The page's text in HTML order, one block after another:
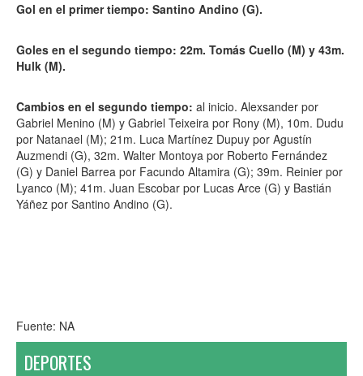
Gol en el primer tiempo: Santino Andino (G).
Goles en el segundo tiempo: 22m. Tomás Cuello (M) y 43m.
Hulk (M).
Cambios en el segundo tiempo: al inicio. Alexsander por
Gabriel Menino (M) y Gabriel Teixeira por Rony (M), 10m. Dudu
por Natanael (M); 21m. Luca Martínez Dupuy por Agustín
Auzmendi (G), 32m. Walter Montoya por Roberto Fernández
(G) y Daniel Barrea por Facundo Altamira (G); 39m. Reinier por
Lyanco (M); 41m. Juan Escobar por Lucas Arce (G) y Bastián
Yáñez por Santino Andino (G).
Fuente: NA
DEPORTES